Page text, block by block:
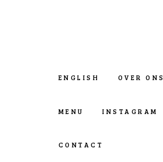
ENGLISH OVER ONS
MENU INSTAGRAM
CONTACT